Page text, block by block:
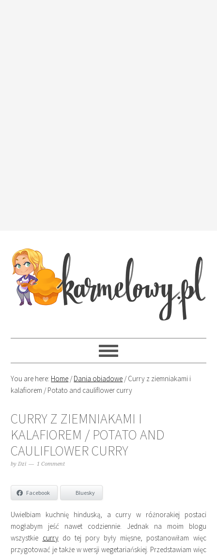
You are here: Home /Dania obiadowe /Curry z ziemniakami i
kalafiorem / Potato and cauliflower curry
CURRY Z ZIEMNIAKAMI I
KALAFIOREM / POTATO AND
CAULIFLOWER CURRY
byDzi 1 Comment
Facebook Bluesky
Uwielbiam kuchnię hinduską, a curry w różnorakiej postaci
mogłabym jeść nawet codziennie. Jednak na moim blogu
wszystkie currydo tej pory były mięsne, postanowiłam więc
przygotować je także w wersji wegetariańskiej. Przedstawiam więc